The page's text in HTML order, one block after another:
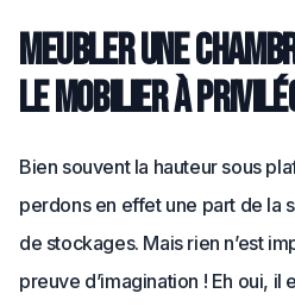
Meubler une
Le mobilier à
Bien souvent la hauteur sous
perdons en effet une part de la
de stockages. Mais rien n’est
preuve d’imagination ! Eh oui,